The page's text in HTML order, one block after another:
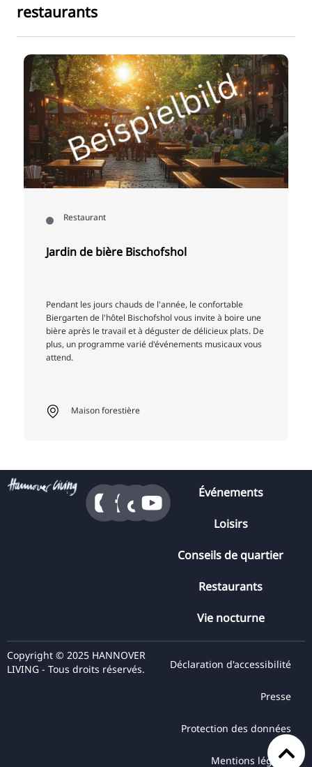
restaurants
Restaurant
Jardin de bière Bischofshol
Pendant les jours chauds de l'année, le confortable
Biergarten de l'hôtel Bischofshol vous invite à boire une
bière après le travail et à déguster de délicieux plats. De
plus, un programme varié d'événements musicaux vous
attend.
Maison forestière
Événements
Loisirs
Conseils de quartier
Restaurants
Vie nocturne
Copyright © 2025 HANNOVER
LIVING - Tous droits réservés.
Déclaration d'accessibilité
Presse
Protection des données
Mentions légales